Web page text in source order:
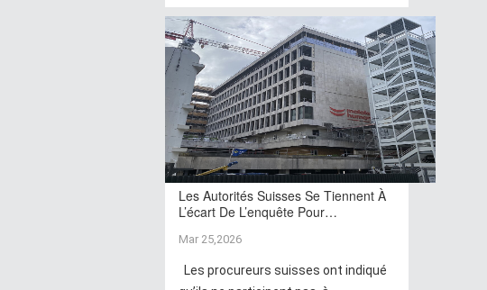
Les Autorités Suisses Se Tiennent À
L’écart De L’enquête Pour…
Mar 25,2026
Les procureurs suisses ont indiqué